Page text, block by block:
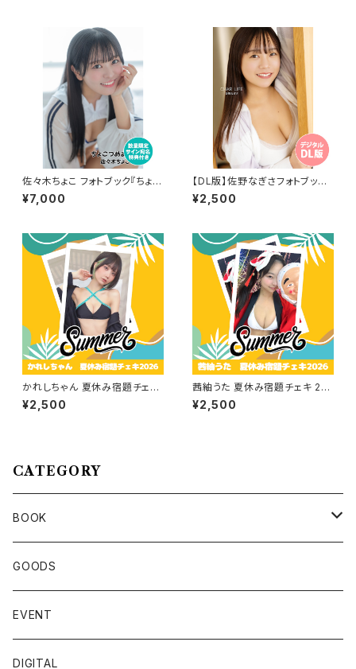
佐々木ちょこ フォトブック『ちょこ
つめあわせ』サイン宛名特典付
き
¥7,000
【DL版】佐野なぎさフォトブック
『CHAR LIFE』
¥2,500
かれしちゃん 夏休み宿題チェキ
2026
¥2,500
茜紬うた 夏休み宿題チェキ 20
26
¥2,500
CATEGORY
BOOK
名取くるみ
佐々木ちょこ
篠宮なほ
GOODS
EVENT
DIGITAL